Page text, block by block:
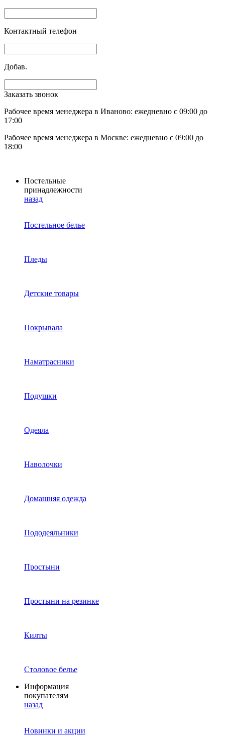
Контактный телефон
Добав.
Заказать звонок
Рабочее время менеджера в Иваново: ежедневно с 09:00 до
17:00
Рабочее время менеджера в Москве: ежедневно с 09:00 до
18:00
Постельные
принадлежности
назад
Постельное белье
Пледы
Детские товары
Покрывала
Наматрасники
Подушки
Одеяла
Наволочки
Домашняя одежда
Пододеяльники
Простыни
Простыни на резинке
Килты
Столовое белье
Информация
покупателям
назад
Новинки и акции